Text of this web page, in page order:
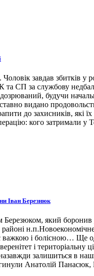
завдав збитків
СП за службову
будучи
видано
до захисників, які
кого затримали у
Іван Березнюк
який боронив
в районі
важкою і болісною…
і
залишиться в
Анатолій